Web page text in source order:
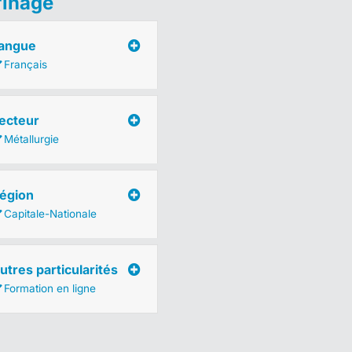
Français
Métallurgie
Capitale-Nationale
particularités
Formation en ligne